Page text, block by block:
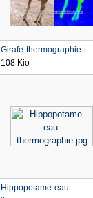
Girafe-thermographie-t...
108 Kio
Hippopotame-eau-